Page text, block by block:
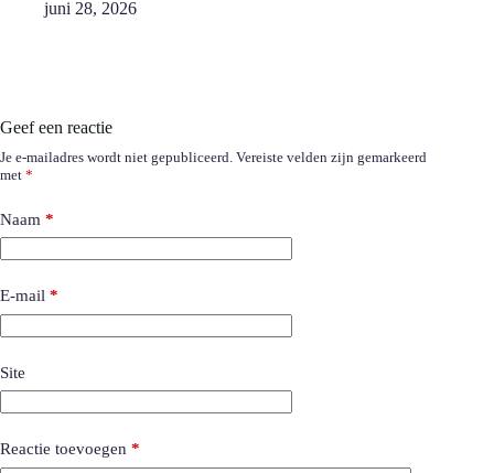
juni 28, 2026
Geef een reactie
Je e-mailadres wordt niet gepubliceerd. Vereiste velden zijn gemarkeerd
met *
Naam *
E-mail *
Site
Reactie toevoegen *